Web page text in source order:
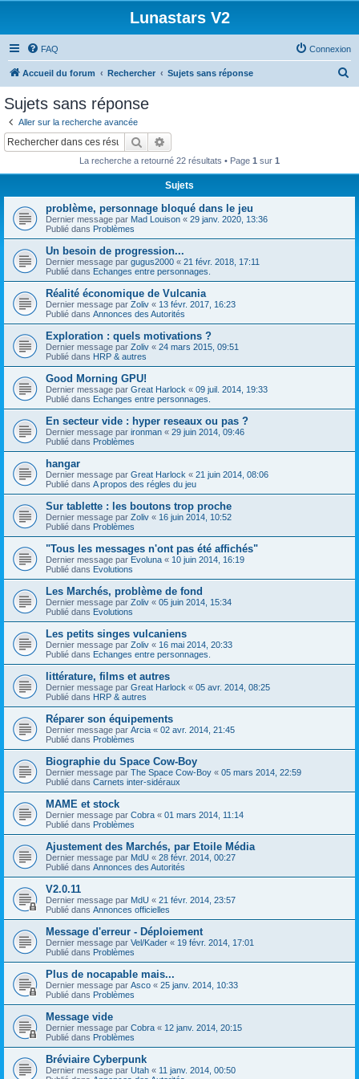
Lunastars V2
FAQ Connexion
Accueil du forum Rechercher Sujets sans réponse
Sujets sans réponse
Aller sur la recherche avancée
Rechercher
La recherche a retourné 22 résultats • Page 1 sur 1
Sujets
problème, personnage bloqué dans le jeu
Dernier message par Mad Louison « 29 janv. 2020, 13:36
Publié dans Problèmes
Un besoin de progression...
Dernier message par gugus2000 « 21 févr. 2018, 17:11
Publié dans Echanges entre personnages.
Réalité économique de Vulcania
Dernier message par Zoliv « 13 févr. 2017, 16:23
Publié dans Annonces des Autorités
Exploration : quels motivations ?
Dernier message par Zoliv « 24 mars 2015, 09:51
Publié dans HRP & autres
Good Morning GPU!
Dernier message par Great Harlock « 09 juil. 2014, 19:33
Publié dans Echanges entre personnages.
En secteur vide : hyper reseaux ou pas ?
Dernier message par ironman « 29 juin 2014, 09:46
Publié dans Problèmes
hangar
Dernier message par Great Harlock « 21 juin 2014, 08:06
Publié dans A propos des régles du jeu
Sur tablette : les boutons trop proche
Dernier message par Zoliv « 16 juin 2014, 10:52
Publié dans Problèmes
"Tous les messages n'ont pas été affichés"
Dernier message par Evoluna « 10 juin 2014, 16:19
Publié dans Evolutions
Les Marchés, problème de fond
Dernier message par Zoliv « 05 juin 2014, 15:34
Publié dans Evolutions
Les petits singes vulcaniens
Dernier message par Zoliv « 16 mai 2014, 20:33
Publié dans Echanges entre personnages.
littérature, films et autres
Dernier message par Great Harlock « 05 avr. 2014, 08:25
Publié dans HRP & autres
Réparer son équipements
Dernier message par Arcia « 02 avr. 2014, 21:45
Publié dans Problèmes
Biographie du Space Cow-Boy
Dernier message par The Space Cow-Boy « 05 mars 2014, 22:59
Publié dans Carnets inter-sidéraux
MAME et stock
Dernier message par Cobra « 01 mars 2014, 11:14
Publié dans Problèmes
Ajustement des Marchés, par Etoile Média
Dernier message par MdU « 28 févr. 2014, 00:27
Publié dans Annonces des Autorités
V2.0.11
Dernier message par MdU « 21 févr. 2014, 23:57
Publié dans Annonces officielles
Message d'erreur - Déploiement
Dernier message par Vel/Kader « 19 févr. 2014, 17:01
Publié dans Problèmes
Plus de nocapable mais...
Dernier message par Asco « 25 janv. 2014, 10:33
Publié dans Problèmes
Message vide
Dernier message par Cobra « 12 janv. 2014, 20:15
Publié dans Problèmes
Bréviaire Cyberpunk
Dernier message par Utah « 11 janv. 2014, 00:50